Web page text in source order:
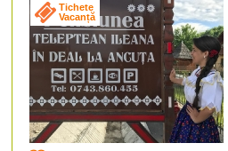
Tichete
Vacanță